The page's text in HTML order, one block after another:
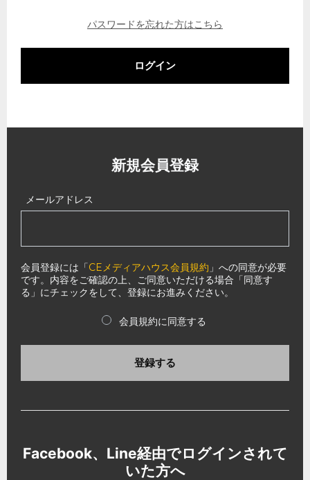
パスワードを忘れた方はこちら
ログイン
新規会員登録
メールアドレス
会員登録には「CEメディアハウス会員規約 」への同意が必要
です。内容をご確認の上、ご同意いただける場合「同意す
る」にチェックをして、登録にお進みください。
会員規約に同意する
登録する
Facebook、Line経由でログインされて
いた方へ